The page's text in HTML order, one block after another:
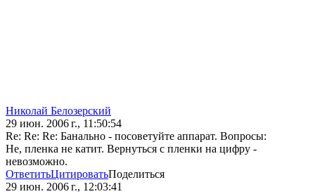
Николай Белозерский
29 июн. 2006 г., 11:50:54
Re: Re: Re: Банально - посоветуйте аппарат. Вопросы:
Не, пленка не катит. Вернуться с пленки на цифру -
невозможно.
ОтветитьЦитироватьПоделиться
29 июн. 2006 г., 12:03:41